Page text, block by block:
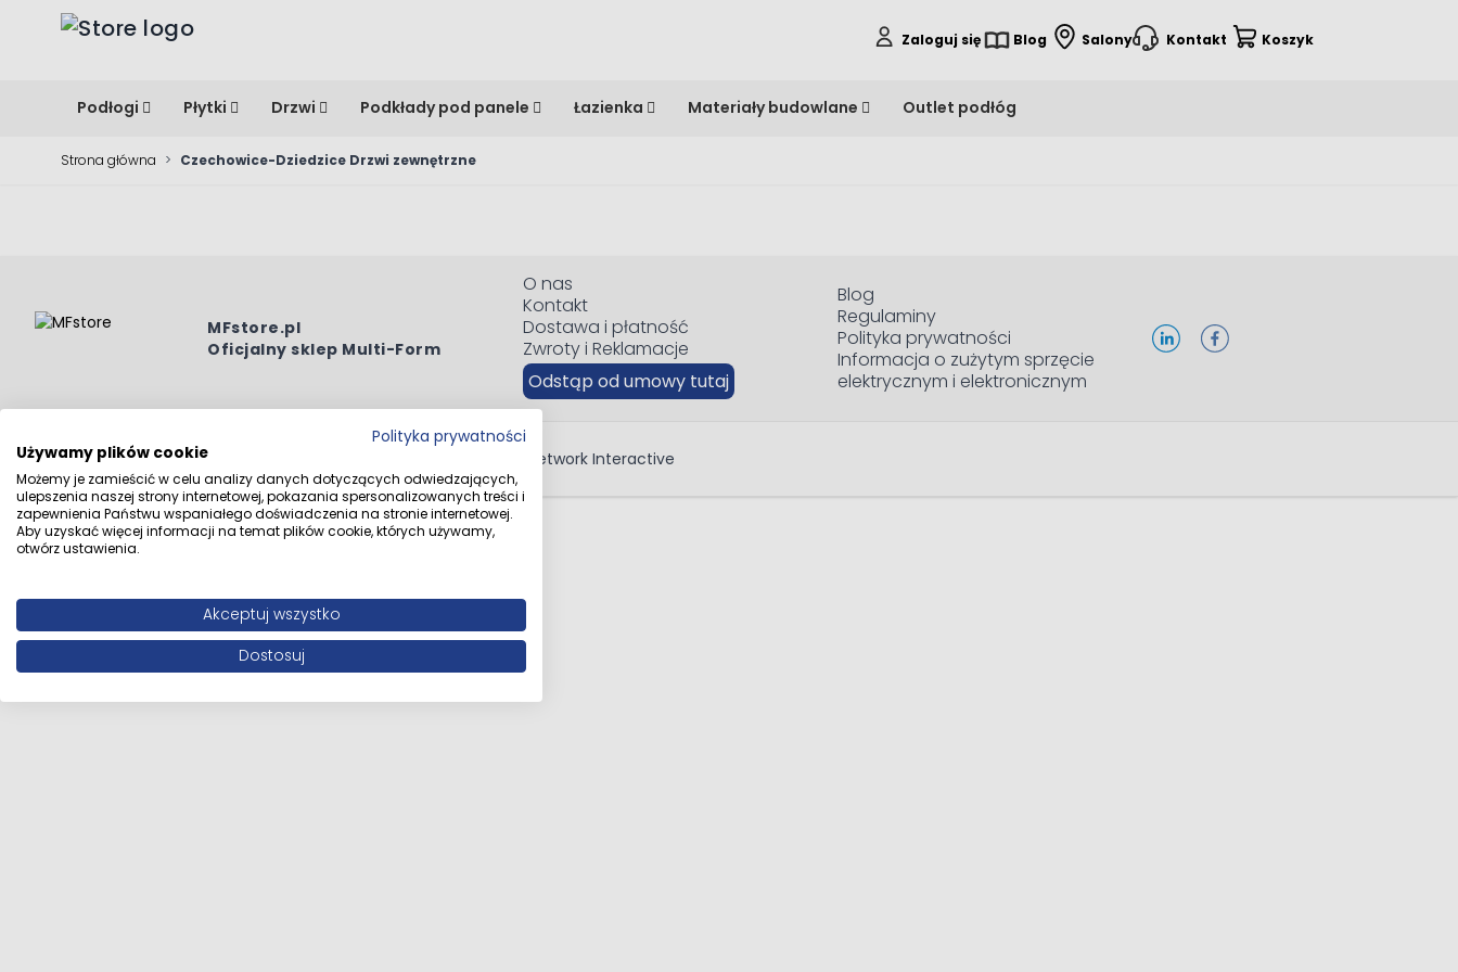
Przejdź do treści
Zaloguj się Blog Salony Kontakt Koszyk
Podłogi Płytki Drzwi Podkłady pod panele Łazienka Materiały budowlane Outlet podłóg
Strona główna > Czechowice-Dziedzice Drzwi zewnętrzne
MFstore.pl
Oficjalny sklep Multi-Form
O nas
Kontakt
Dostawa i płatność
Zwroty i Reklamacje
Odstąp od umowy tutaj
Blog
Regulaminy
Polityka prywatności
Informacja o zużytym sprzęcie
elektrycznym i elektronicznym
Wszystkie prawa zastrzeżone © 2026 MFstore.pl / Powered by Network Interactive
Polityka prywatności
Używamy plików cookie
Możemy je zamieścić w celu analizy danych dotyczących odwiedzających,
ulepszenia naszej strony internetowej, pokazania spersonalizowanych treści i
zapewnienia Państwu wspaniałego doświadczenia na stronie internetowej.
Aby uzyskać więcej informacji na temat plików cookie, których używamy,
otwórz ustawienia.
Akceptuj wszystko
Dostosuj